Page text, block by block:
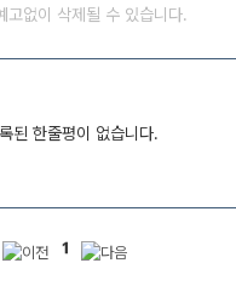
없이 삭제될 수 있습니다.
된 한줄평이 없습니다.
1